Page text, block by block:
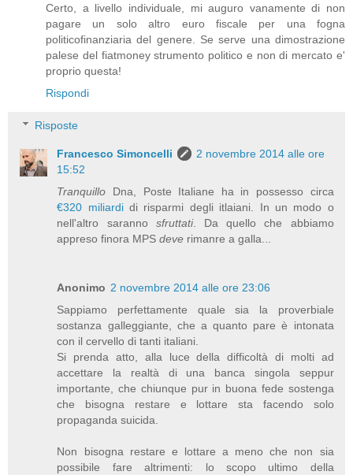
Certo, a livello individuale, mi auguro vanamente di non
pagare un solo altro euro fiscale per una fogna
politicofinanziaria del genere. Se serve una dimostrazione
palese del fiatmoney strumento politico e non di mercato e'
proprio questa!
Rispondi
Risposte
Francesco Simoncelli
2 novembre 2014 alle ore
15:52
Tranquillo Dna, Poste Italiane ha in possesso circa
€320 miliardidi risparmi degli itlaiani. In un modo o
nell'altro saranno sfruttati. Da quello che abbiamo
appreso finora MPSdeve rimanre a galla...
Anonimo 2 novembre 2014 alle ore 23:06
Sappiamo perfettamente quale sia la proverbiale
sostanza galleggiante, che a quanto pare è intonata
con il cervello di tanti italiani.
Si prenda atto, alla luce della difficoltà di molti ad
accettare la realtà di una banca singola seppur
importante, che chiunque pur in buona fede sostenga
che bisogna restare e lottare sta facendo solo
propaganda suicida.
Non bisogna restare e lottare a meno che non sia
possibile fare altrimenti: lo scopo ultimo della